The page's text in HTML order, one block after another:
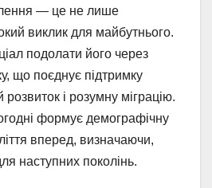
— це не лише
виклик для майбутнього.
подолати його через
що поєднує підтримку
розвиток і розумну міграцію.
формує демографічну
вперед, визначаючи,
наступних поколінь.